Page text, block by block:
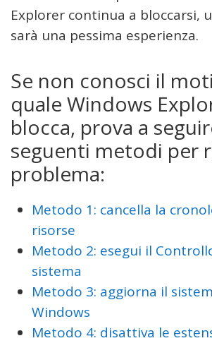
Explorer continua a bloccarsi,
sarà una pessima esperienza.
Se non conosci il
quale Windows
blocca, prova a
seguenti metodi per
problema:
Metodo 1: cancella la
risorse
Metodo 2: esegui il
sistema
Metodo 3: aggiorna il
Windows
Metodo 4: disattiva le